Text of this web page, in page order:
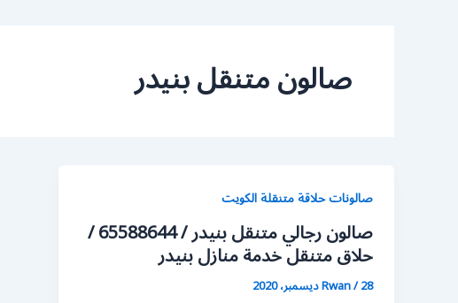
صالون متنقل بنيدر
صالونات حلاقة متنقلة الكويت
صالون رجالي متنقل بنيدر / 65588644 /
حلاق متنقل خدمة منازل بنيدر
Rwan/28 ديسمبر، 2020